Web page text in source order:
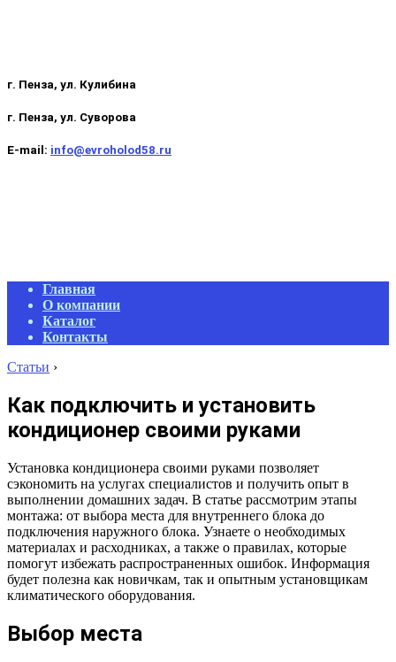
г. Пенза, ул. Кулибина
г. Пенза, ул. Суворова
E-mail: info@evroholod58.ru
Primary
Navigation
Menu
Главная
О компании
Каталог
Контакты
Статьи ›
Как подключить и установить
кондиционер своими руками
Установка кондиционера своими руками позволяет
сэкономить на услугах специалистов и получить опыт в
выполнении домашних задач. В статье рассмотрим этапы
монтажа: от выбора места для внутреннего блока до
подключения наружного блока. Узнаете о необходимых
материалах и расходниках, а также о правилах, которые
помогут избежать распространенных ошибок. Информация
будет полезна как новичкам, так и опытным установщикам
климатического оборудования.
Выбор места